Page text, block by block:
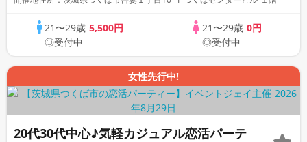
21〜29歳5,500円
◎受付中
21〜29歳 0円
◎受付中
女性先行中!
20代30代中心♪気軽カジュアル恋活パーテ